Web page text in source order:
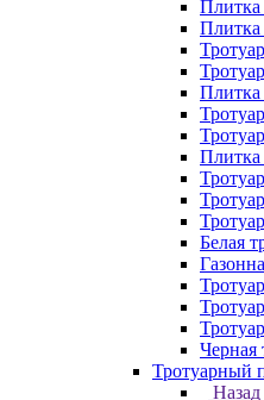
Плитка
Плитка
Плитка
Плитка
Белая
Черная
Тротуарный
Назад